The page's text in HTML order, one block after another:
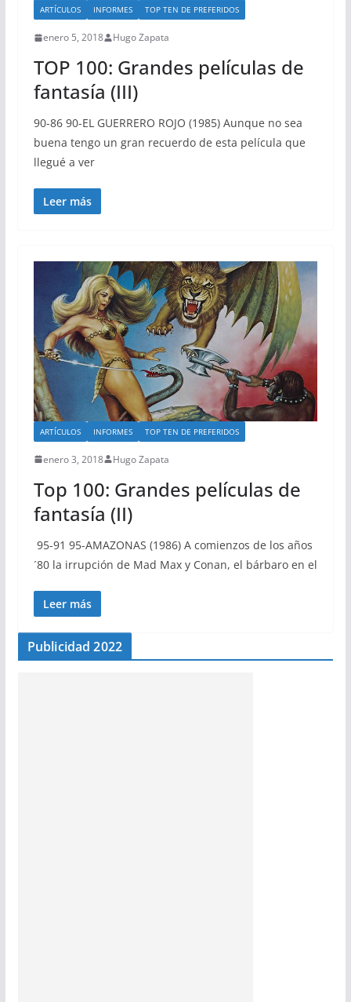
ARTÍCULOS INFORMES TOP TEN DE PREFERIDOS
enero 5, 2018 Hugo Zapata
TOP 100: Grandes películas de
fantasía (III)
90-86 90-EL GUERRERO ROJO (1985) Aunque no sea
buena tengo un gran recuerdo de esta película que
llegué a ver
Leer más
ARTÍCULOS INFORMES TOP TEN DE PREFERIDOS
enero 3, 2018 Hugo Zapata
Top 100: Grandes películas de
fantasía (II)
95-91 95-AMAZONAS (1986) A comienzos de los años
´80 la irrupción de Mad Max y Conan, el bárbaro en el
Leer más
Publicidad 2022